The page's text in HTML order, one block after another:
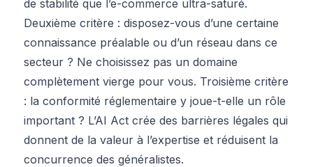
de stabilité que l’e-commerce ultra-saturé.
Deuxième critère : disposez-vous d’une certaine
connaissance préalable ou d’un réseau dans ce
secteur ? Ne choisissez pas un domaine
complètement vierge pour vous. Troisième critère
: la conformité réglementaire y joue-t-elle un rôle
important ? L’AI Act crée des barrières légales qui
donnent de la valeur à l’expertise et réduisent la
concurrence des généralistes.